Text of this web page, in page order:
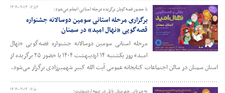
۱۴۰۴-۰۲-۱۳ ۰۷:۵۶ با حضور قصه‌گویان برگزیده مرحله استانی انجام می‌شود؛
برگزاری مرحله استانی سومین دوسالانه جشنواره
قصه‌گویی «نهال امید» در سمنان
مرحله استانی سومین دوسالانه جشنواره قصه‌گویی «نهال
امید» روز یکشنبه ۱۴ اردیبهشت ۱۴۰۴ با حضور ۲۵ برگزیده از
استان سمنان در سالن اجتماعات کتابخانه عمومی آیت الله کبیر شهمیرزادی برگزار می‌شود.
۱۴۰۴-۰۲-۱۳ ۰۷:۵۰